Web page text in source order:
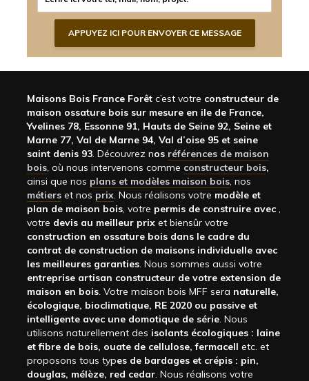
Maisons Bois France Forêt c’est votre constructeur de
maison ossature bois sur mesure en ile de France,
Yvelines 78, Essonne 91, Hauts de Seine 92, Seine et
Marne 77, Val de Marne 94, Val d’oise 95 et seine
saint denis 93. Découvrez nos références de maison
bois, où nous intervenons comme constructeur bois,
ainsi que nos plans et modèles maison bois, nos
métiers et nos prix. Nous réalisons votre modèle et
plan de maison bois, votre permis de construire avec ,
votre devis au meilleur prix et biensûr votre
construction en ossature bois dans le cadre du
contrat de construction de maisons individuelle avec
les meilleures garanties. Nous sommes aussi votre
entreprise artisan constructeur de votre extension de
maison en bois. Votre maison bois MFF sera naturelle,
écologique, bioclimatique, RE 2020 ou passive et
intelligente avec une domotique de série. Nous
utilisons naturellement des isolants écologiques : laine
et fibre de bois, ouate de cellulose, fermacell etc. et
proposons tous types de bardages et crépis : pin,
douglas, mélèze, red cedar. Nous réalisons votre